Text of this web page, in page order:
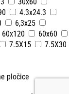
4.3x24.3
6,3x25
60x120
60x60
7.5X15
7.5X30
pločice